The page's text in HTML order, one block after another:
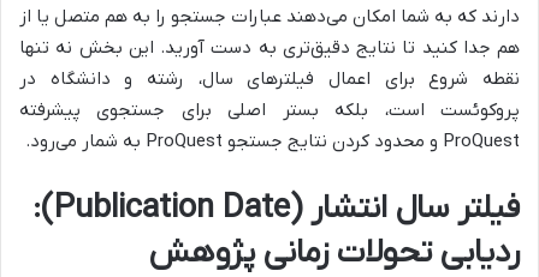
دارند که به شما امکان می‌دهند عبارات جستجو را به هم متصل یا از
هم جدا کنید تا نتایج دقیق‌تری به دست آورید. این بخش نه تنها
نقطه شروع برای اعمال فیلترهای سال، رشته و دانشگاه در
پروکوئست است، بلکه بستر اصلی برای جستجوی پیشرفته
ProQuest و محدود کردن نتایج جستجو ProQuest به شمار می‌رود.
فیلتر سال انتشار (Publication Date):
ردیابی تحولات زمانی پژوهش